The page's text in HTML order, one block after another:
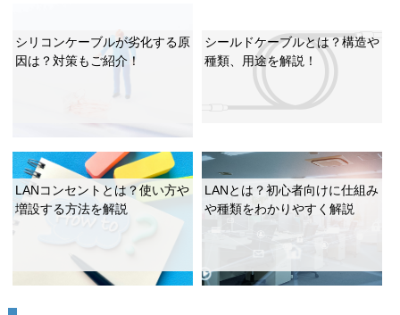
シリコンケーブルが劣化する原
因は？対策もご紹介！
シールドケーブルとは？構造や
種類、用途を解説！
LANコンセントとは？使い方や
増設する方法を解説
LANとは？初心者向けに仕組み
や種類をわかりやすく解説